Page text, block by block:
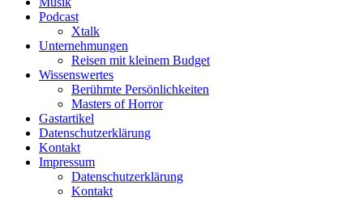
Podcast
Xtalk
Unternehmungen
Reisen mit kleinem Budget
Wissenswertes
Berühmte Persönlichkeiten
Masters of Horror
Gastartikel
Datenschutzerklärung
Kontakt
Impressum
Datenschutzerklärung
Kontakt